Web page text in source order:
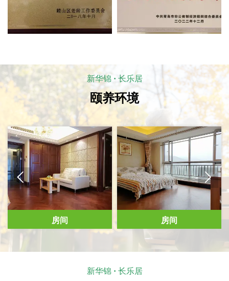
新华锦· 长乐居
颐养环境
房间 房间
 
新华锦· 长乐居